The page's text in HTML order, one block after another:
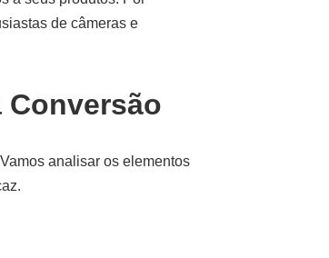
de câmeras e
Conversão
analisar os elementos